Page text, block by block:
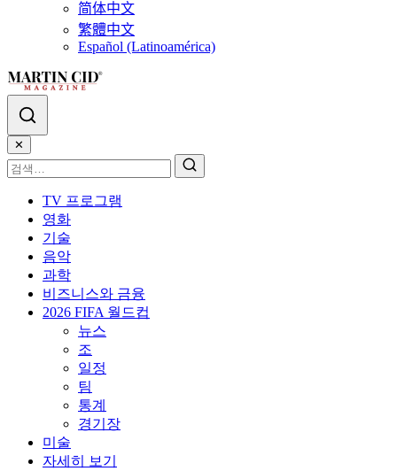
简体中文
繁體中文
Español (Latinoamérica)
✕
TV 프로그램
영화
기술
음악
과학
비즈니스와 금융
2026 FIFA 월드컵
뉴스
조
일정
팀
통계
경기장
미술
자세히 보기